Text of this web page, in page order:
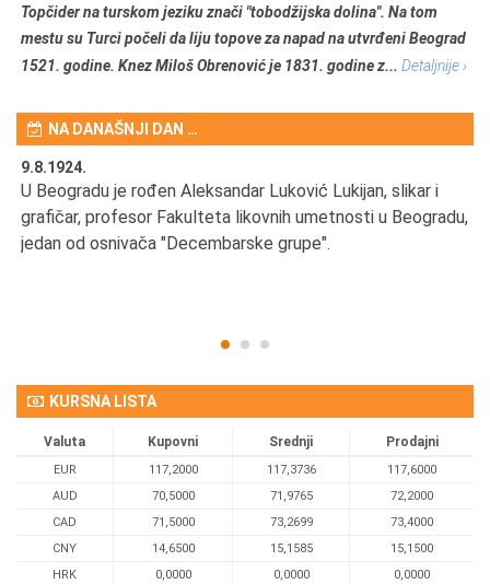
Topčider na turskom jeziku znači "tobodžijska dolina". Na tom
mestu su Turci počeli da liju topove za napad na utvrđeni Beograd
1521. godine. Knez Miloš Obrenović je 1831. godine z... Detaljnije ›
NA DANAŠNJI DAN …
9.8.1924.
U Beogradu je rođen Aleksandar Luković Lukijan, slikar i
grafičar, profesor Fakulteta likovnih umetnosti u Beogradu,
jedan od osnivača "Decembarske grupe".
KURSNA LISTA
Valuta Kupovni Srednji Prodajni
EUR 117,2000 117,3736
117,6000
AUD
70,5000 71,9765
72,2000
CAD
71,5000 73,2699
73,4000
CNY
14,6500 15,1585
15,1500
HRK
0,0000 0,0000 0,0000